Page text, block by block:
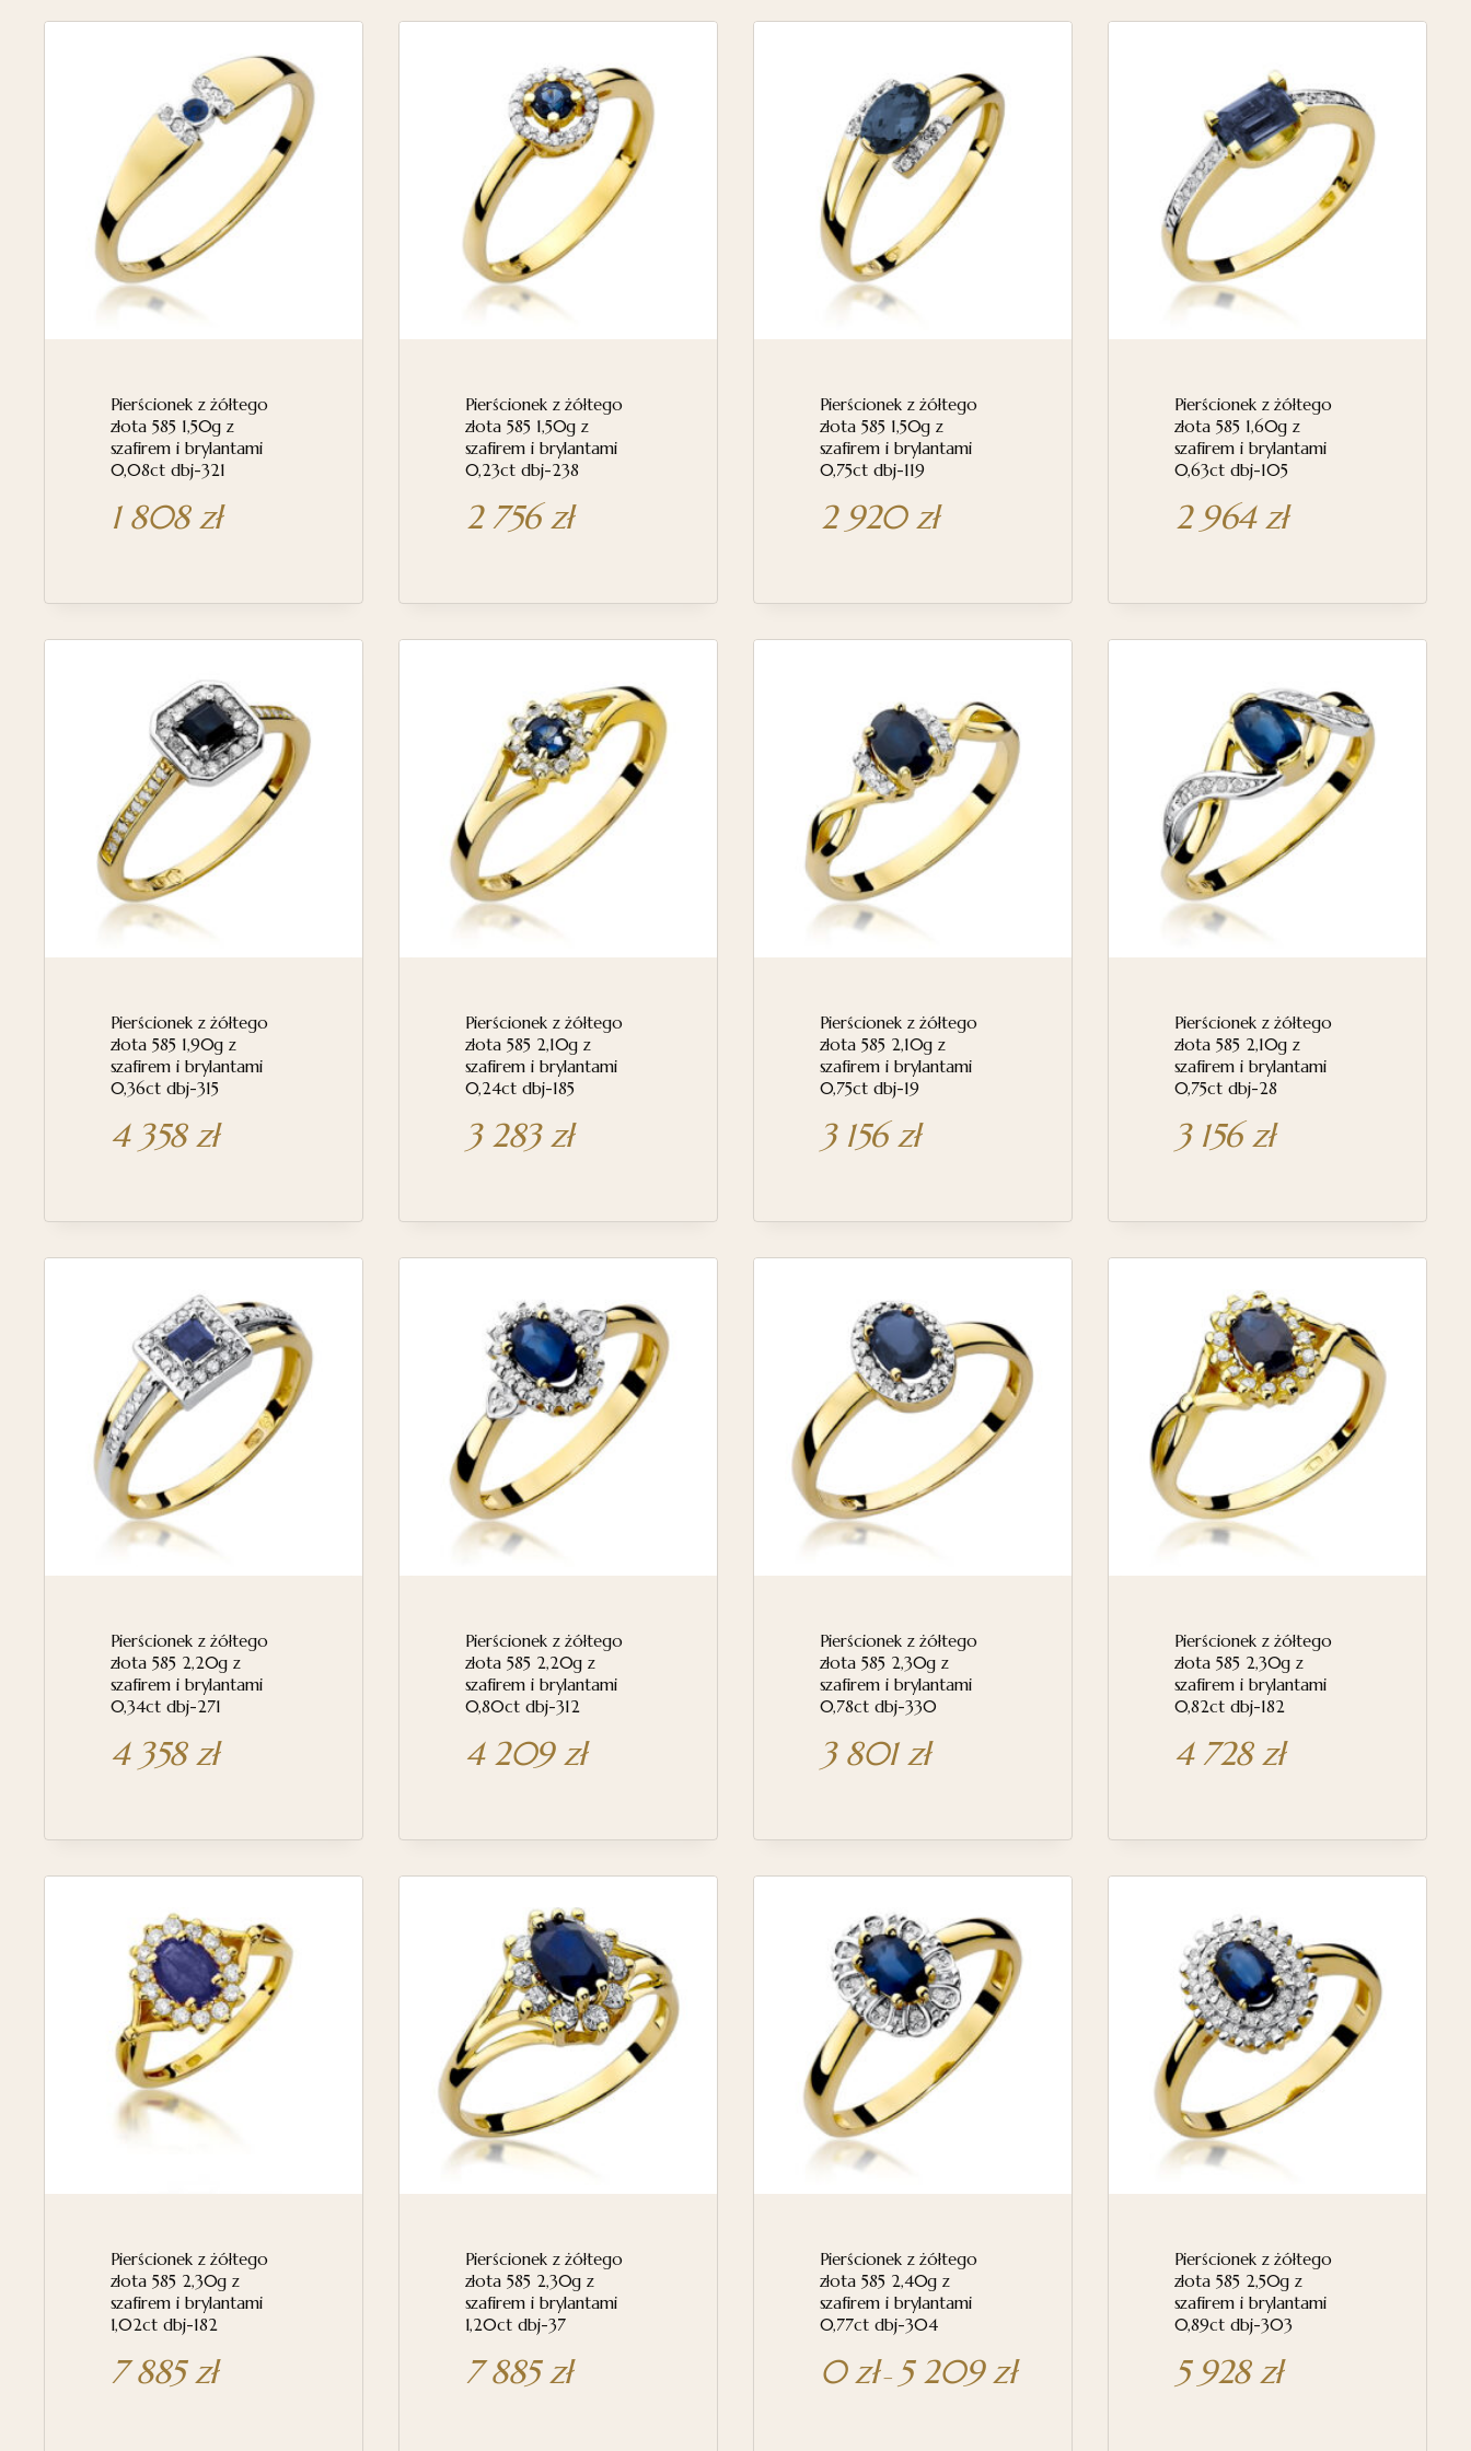
Pierścionek z żółtego
złota 585 1,50g z
szafirem i brylantami
0,08ct dbj-321
1 808zł
Pierścionek z żółtego
złota 585 1,50g z
szafirem i brylantami
0,23ct dbj-238
2 756zł
Pierścionek z żółtego
złota 585 1,50g z
szafirem i brylantami
0,75ct dbj-119
2 920zł
Pierścionek z żółtego
złota 585 1,60g z
szafirem i brylantami
0,63ct dbj-105
2 964zł
Pierścionek z żółtego
złota 585 1,90g z
szafirem i brylantami
0,36ct dbj-315
4 358zł
Pierścionek z żółtego
złota 585 2,10g z
szafirem i brylantami
0,24ct dbj-185
3 283zł
Pierścionek z żółtego
złota 585 2,10g z
szafirem i brylantami
0,75ct dbj-19
3 156zł
Pierścionek z żółtego
złota 585 2,10g z
szafirem i brylantami
0,75ct dbj-28
3 156zł
Pierścionek z żółtego
złota 585 2,20g z
szafirem i brylantami
0,34ct dbj-271
4 358zł
Pierścionek z żółtego
złota 585 2,20g z
szafirem i brylantami
0,80ct dbj-312
4 209zł
Pierścionek z żółtego
złota 585 2,30g z
szafirem i brylantami
0,78ct dbj-330
3 801zł
Pierścionek z żółtego
złota 585 2,30g z
szafirem i brylantami
0,82ct dbj-182
4 728zł
Pierścionek z żółtego
złota 585 2,30g z
szafirem i brylantami
1,02ct dbj-182
7 885zł
Pierścionek z żółtego
złota 585 2,30g z
szafirem i brylantami
1,20ct dbj-37
7 885zł
Pierścionek z żółtego
złota 585 2,40g z
szafirem i brylantami
0,77ct dbj-304
0zł – 5 209złZakres cen: od 0 zł do 5 209 zł
Pierścionek z żółtego
złota 585 2,50g z
szafirem i brylantami
0,89ct dbj-303
5 928zł